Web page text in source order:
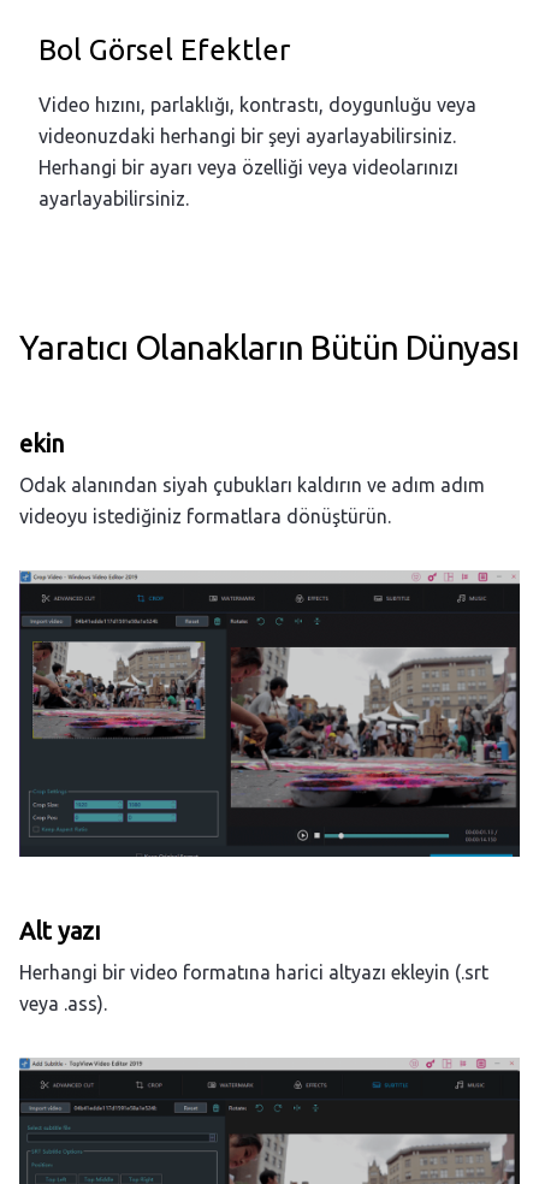
Bol Görsel Efektler
Video hızını, parlaklığı, kontrastı, doygunluğu veya
videonuzdaki herhangi bir şeyi ayarlayabilirsiniz.
Herhangi bir ayarı veya özelliği veya videolarınızı
ayarlayabilirsiniz.
Yaratıcı Olanakların Bütün Dünyası
ekin
Odak alanından siyah çubukları kaldırın ve adım adım
videoyu istediğiniz formatlara dönüştürün.
Alt yazı
Herhangi bir video formatına harici altyazı ekleyin (.srt
veya .ass).